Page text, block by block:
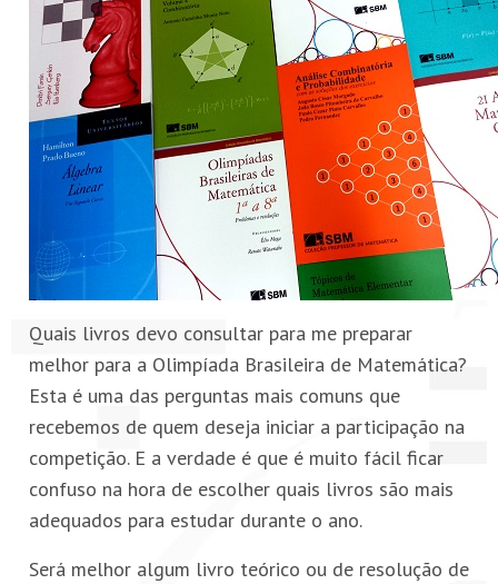
PETI-OBM
CONTATO
ÁREA RESTRITA
Quais livros devo consultar para me preparar
melhor para a Olimpíada Brasileira de Matemática?
Esta é uma das perguntas mais comuns que
recebemos de quem deseja iniciar a participação na
competição. E a verdade é que é muito fácil ficar
confuso na hora de escolher quais livros são mais
adequados para estudar durante o ano.
Será melhor algum livro teórico ou de resolução de